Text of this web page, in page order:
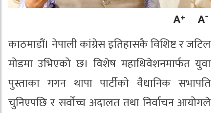
काठमाडौं। नेपाली कांग्रेस इतिहासकै विशिष्ट र जटिल
मोडमा उभिएको छ। विशेष महाधिवेशनमार्फत युवा
पुस्ताका गगन थापा पार्टीको वैधानिक सभापति
चुनिएपछि र सर्वोच्च अदालत तथा निर्वाचन आयोगले